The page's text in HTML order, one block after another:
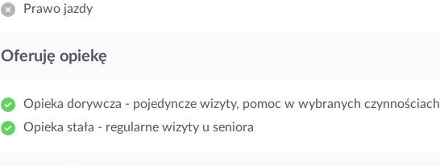
Prawo jazdy
Oferuję opiekę
Opieka dorywcza - pojedyncze wizyty, pomoc w wybranych czynnościach
Opieka stała - regularne wizyty u seniora